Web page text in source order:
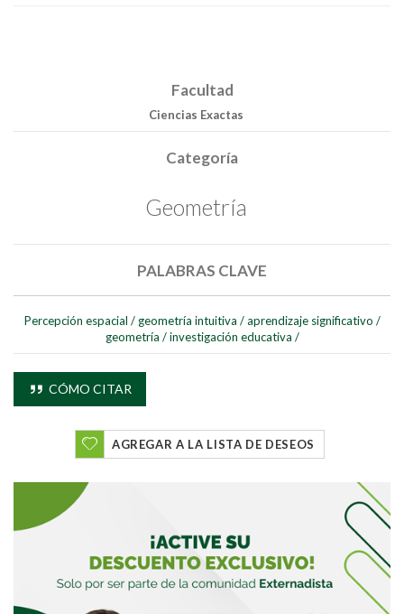
Facultad
Ciencias Exactas
Categoría
Geometría
PALABRAS CLAVE
Percepción espacial / geometría intuitiva / aprendizaje significativo /
geometría / investigación educativa /
CÓMO CITAR
AGREGAR A LA LISTA DE DESEOS